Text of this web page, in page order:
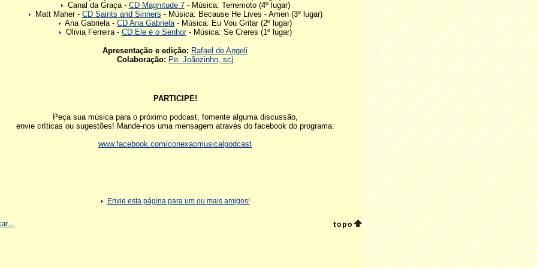
Canal da Graça - CD Magnitude 7- Música: Terremoto (4º lugar)
Matt Maher - CD Saints and Sinners - Música: Because He Lives - Amen (3º lugar)
Ana Gabriela - CD Ana Gabriela- Música: Eu Vou Gritar (2º lugar)
Olivia Ferreira - CD Ele é o Senhor- Música: Se Creres (1º lugar)
Apresentação e edição: Rafael de Angeli
Colaboração: Pe. Joãozinho, scj
PARTICIPE!
Peça sua música para o próximo podcast, fomente alguma discussão,
envie críticas ou sugestões! Mande-nos uma mensagem através do facebook do programa:
www.facebook.com/conexaomusicalpodcast
Envie esta página para um ou mais amigos!